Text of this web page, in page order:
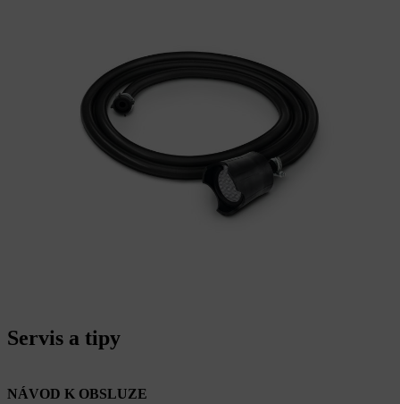
Servis a tipy
NÁVOD K OBSLUZE